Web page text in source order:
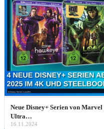
🎭 Musicals & Shows
🎭
🎭
🎭
🎭
🎭
Neue Disney+ Serien von
Ultra…
16.11.2024